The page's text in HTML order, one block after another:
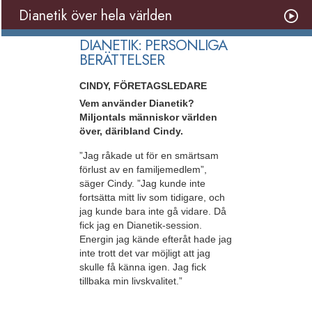
Dianetik över hela världen
DIANETIK: PERSONLIGA
BERÄTTELSER
CINDY, FÖRETAGSLEDARE
Vem använder Dianetik?
Miljontals människor världen
över, däribland Cindy.
”Jag råkade ut för en smärtsam
förlust av en familjemedlem”,
säger Cindy. ”Jag kunde inte
fortsätta mitt liv som tidigare, och
jag kunde bara inte gå vidare. Då
fick jag en Dianetik-session.
Energin jag kände efteråt hade jag
inte trott det var möjligt att jag
skulle få känna igen. Jag fick
tillbaka min livskvalitet.”